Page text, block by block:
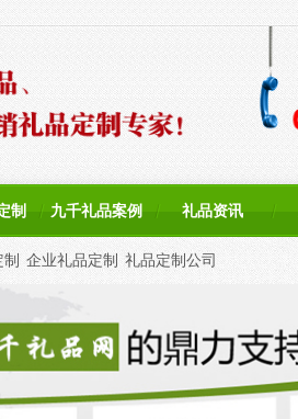
制 九千礼品案例 礼品资讯
企业礼品定制 礼品定制公司